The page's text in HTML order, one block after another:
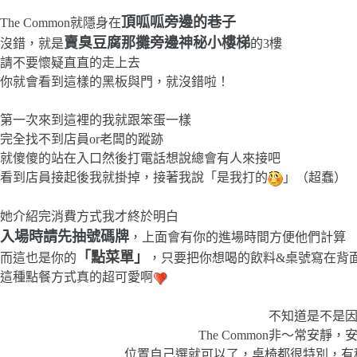
The Common就隱身在頂呱呱旁邊的巷子
沒錯，就是賣臭豆腐那攤旁邊神秘小樓梯的3樓
請不要懷疑直直的走上去
你就會看到這樣的黑板與門，就沒錯啦！
第一次來到這裡的我就跟笨蛋一樣
完全找不到店員or老闆的蹤跡
就傻傻的站在入口然後打電話想說總會有人來接吧
看到店員接起後我就掛掉，接著我說「是我打的
」（超蠢）
她介紹完消費方式我才終於明白
入場時請先抽號碼牌 ，上面會有你的進場時間方便他們計算
而這也是你的
「點菜單」
，只要把你想喝的飲料&桌號寫在背
這種點餐方式真的超可愛啊
不知道是不是
The Common非～常安靜，